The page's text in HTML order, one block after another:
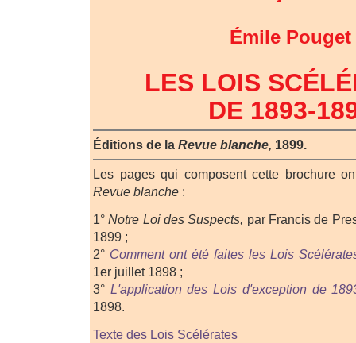
Émile Pouget
LES LOIS
DE 1893-
Éditions de la Revue blanche, 1899.
Les pages qui composent cette brochure
Revue blanche :
1°Notre Loi des Suspects, par Francis de
1899 ;
2° Comment ont été faites les Lois
1er juillet 1898 ;
3° L'application des Lois d'exception de
1898.
Texte des Lois Scélérates